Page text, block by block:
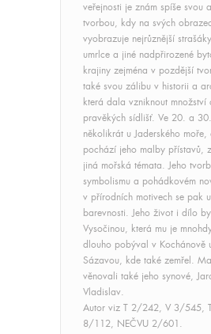
veřejnosti je znám spíše svou
tvorbou, kdy na svých
vyobrazuje nejrůznější
umrlce a jiné nadpřirozené
krajiny zejména v pozdější
také svou zálibu v historii a
která dala vzniknout množství
pravěkých sídlišť. Ve 20. a
několikrát u Jaderského moře,
pochází jeho malby přístavů,
jiná mořská témata. Jeho
symbolismu a pohádkovém
v přírodních motivech se pak
barevnosti. Jeho život i dílo
Vysočinou, která mu je
dlouho pobýval v Kochánově
Sázavou, kde také zemřel.
věnovali také jeho synové,
Vladislav.
Autor viz T 2/242, V 3/545,
8/112, NEČVU 2/601.